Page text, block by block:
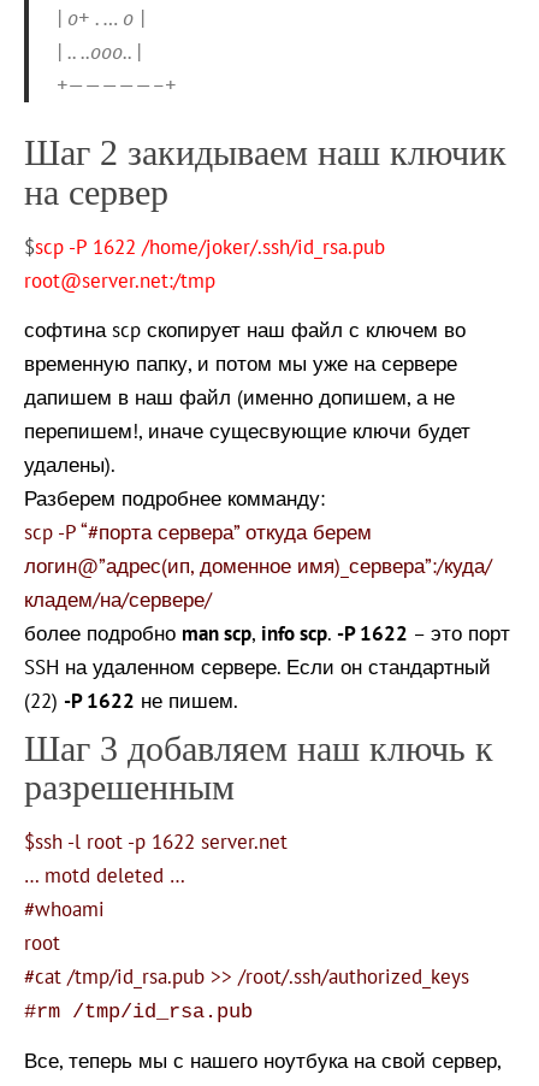
| o+ . … o |
| .. ..ooo.. |
+—————–+
Шаг 2 закидываем наш ключик
на сервер
$scp -P 1622 /home/joker/.ssh/id_rsa.pub
root@server.net:/tmp
софтина scp скопирует наш файл с ключем во
временную папку, и потом мы уже на сервере
дапишем в наш файл (именно допишем, а не
перепишем!, иначе сущесвующие ключи будет
удалены).
Разберем подробнее комманду:
scp -P “#порта сервера” откуда берем
логин@”адрес(ип, доменное имя)_сервера”:/куда/
кладем/на/сервере/
более подробно man scp, info scp. -P 1622 – это порт
SSH на удаленном сервере. Если он стандартный
(22) -P 1622 не пишем.
Шаг 3 добавляем наш ключь к
разрешенным
$ssh -l root -p 1622 server.net
… motd deleted …
#whoami
root
#cat /tmp/id_rsa.pub >> /root/.ssh/authorized_keys
#rm /tmp/id_rsa.pub
Все, теперь мы с нашего ноутбука на свой сервер,